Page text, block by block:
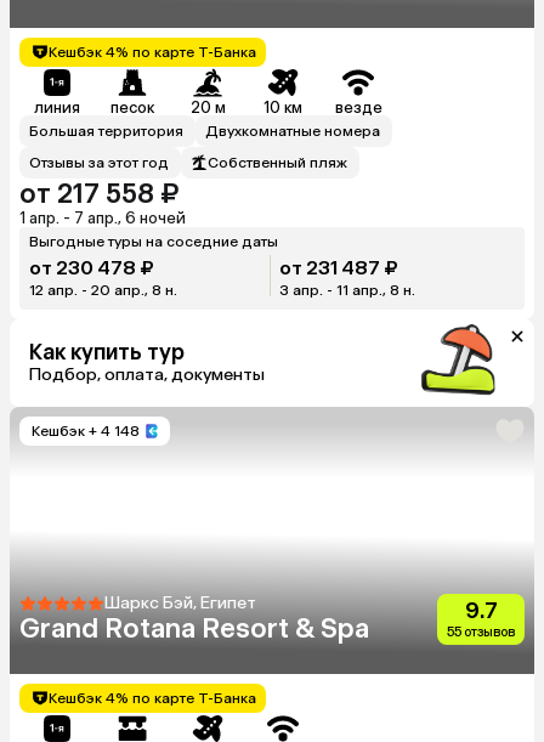
Кешбэк 4% по карте Т-Банка
линия песок 20 м 10 км везде
Большая территория
Двухкомнатные номера
Отзывы за этот год
Собственный пляж
от 217 558 ₽
1 апр. - 7 апр., 6 ночей
Выгодные туры на соседние даты
от 230 478 ₽
12 апр. - 20 апр., 8 н.
от 231 487 ₽
3 апр. - 11 апр., 8 н.
Как купить тур
Подбор, оплата, документы
Кешбэк + 4 148
Шаркс Бэй, Египет
Grand Rotana Resort & Spa
9.7
55 отзывов
Кешбэк 4% по карте Т-Банка